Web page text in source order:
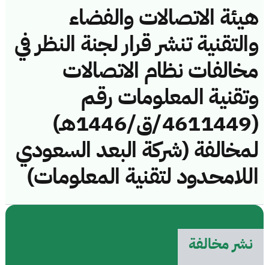
هيئة الاتصالات والفضاء
والتقنية تنشر قرار لجنة النظر في
مخالفات نظام الاتصالات
وتقنية المعلومات رقم
(4611449/ق/1446هـ)
لمخالفة (شركة البعد السعودي
اللامحدود لتقنية المعلومات)
نشر مخالفة